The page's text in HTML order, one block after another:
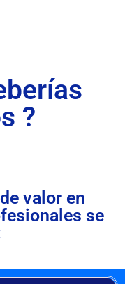
?
valor en
se